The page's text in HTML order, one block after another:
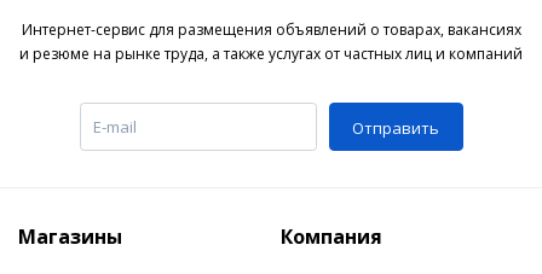
Интернет-сервис для размещения объявлений о товарах, вакансиях
и резюме на рынке труда, а также услугах от частных лиц и компаний
Отправить
Магазины Компания